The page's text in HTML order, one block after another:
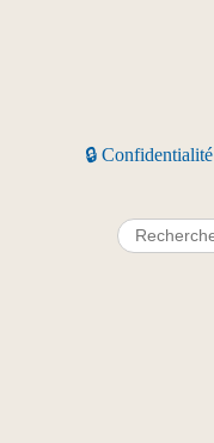
🔒 Confidentialité